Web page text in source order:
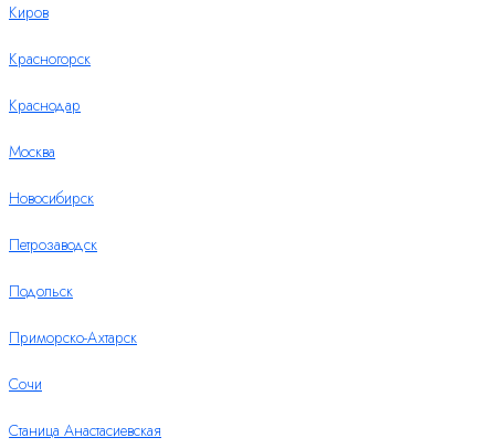
Киров
Красногорск
Краснодар
Москва
Новосибирск
Петрозаводск
Подольск
Приморско-Ахтарск
Сочи
Станица Анастасиевская